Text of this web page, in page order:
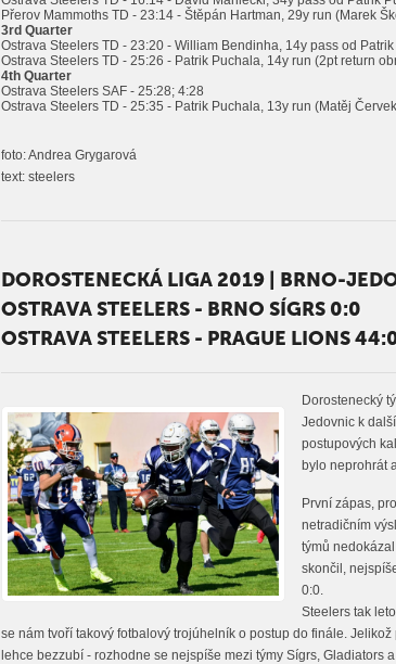
Přerov Mammoths TD - 23:14 - Štěpán Hartman, 29y run (Marek
3rd Quarter
Ostrava Steelers TD - 23:20 - William Bendinha, 14y pass od
Ostrava Steelers TD - 25:26 - Patrik Puchala, 14y run (2pt return
4th Quarter
Ostrava Steelers SAF - 25:28; 4:28
Ostrava Steelers TD - 25:35 - Patrik Puchala, 13y run (Matěj
foto: Andrea Grygarová
text: steelers
DOROSTENECKÁ LIGA 2019 | BRNO-
OSTRAVA STEELERS - BRNO SÍGRS 0:0
OSTRAVA STEELERS - PRAGUE LIONS
Dorostenecký
Jedovnic k
postupových
bylo neprohrát
První zápas,
netradičním
týmů
skončil,
0:0.
Steelers tak
se nám tvoří takový fotbalový trojúhelník o postup do finále.
lehce bezzubí - rozhodne se nejspíše mezi týmy Sígrs, Gladiators